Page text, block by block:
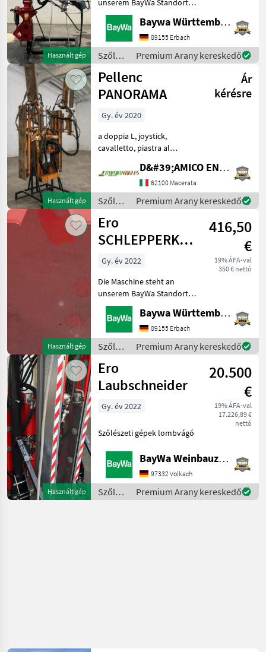
Használt gép
DE 74076 Heilbronn.Gerne
steht Ihnen Herr Burk unter
Tel.: 0151 1610 4568 für Ihre
Anfrage zur Verfügung!ERO
Laubheft
Baywa Württemberg
89155 Erbach
Szőlészeti
gépek /
Ero
Premium Arany kereskedő
Használt gép
Pellenc
PANORAMA
Ár
kérésre
Gy. év 2020
a doppia L, joystick,
cavalletto, piastra al
lombvágó
D&#39;AMICO ENGLES SRL
62100 Macerata
Szőlészeti
gépek /
Pellenc
Premium Arany kereskedő
Használt gép
Ero
SCHLEPPERKONSOLE
PB3704RW
416,50
€
19% ÁFA-val
350 € nettó
Gy. év 2022
Die Maschine steht an
unserem BayWa Standort in
DE 74336
BrackenheimGerne steht
Ihnen Herr Stein unter Tel.:
015116104371 für Ihre
Anfrage zur
Verfügung!Schlepperkon
Baywa Württemberg
89155 Erbach
Szőlészeti
gépek /
Ero
Premium Arany kereskedő
Használt gép
Ero
Laubschneider
20.500
€
19% ÁFA-val
17.226,89 €
nettó
Gy. év 2022
Szőlészeti gépek lombvágó
BayWa Weinbauzentrum Volkach
97332 Volkach
Szőlészeti
gépek /
Premium Arany kereskedő